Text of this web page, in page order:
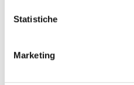
Statistiche
Marketing